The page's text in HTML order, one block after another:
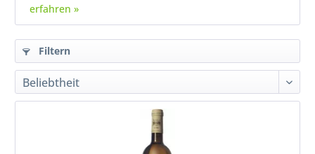
erfahren »
Filtern